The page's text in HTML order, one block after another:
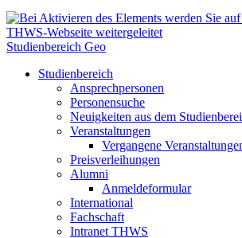
Studienbereich Geo
Studienbereich
Ansprechpersonen
Personensuche
Neuigkeiten aus dem
Veranstaltungen
Vergangene
Preisverleihungen
Alumni
Anmeldeformular
International
Fachschaft
Intranet THWS